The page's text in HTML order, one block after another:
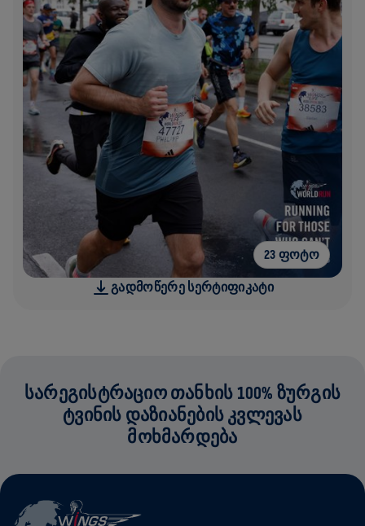
23 ᲤᲝᲢᲝ
ᲒᲐᲓᲛᲝᲬᲔᲠᲔ ᲡᲔᲠᲢᲘᲤᲘᲙᲐᲢᲘ
ᲡᲐᲠᲔᲒᲘᲡᲢᲠᲐᲪᲘᲝ ᲗᲐᲜᲮᲘᲡ 100% ᲖᲣᲠᲒᲘᲡ
ᲢᲕᲘᲜᲘᲡ ᲓᲐᲖᲘᲐᲜᲔᲑᲘᲡ ᲙᲕᲚᲔᲕᲐᲡ
ᲛᲝᲮᲛᲐᲠᲓᲔᲑᲐ